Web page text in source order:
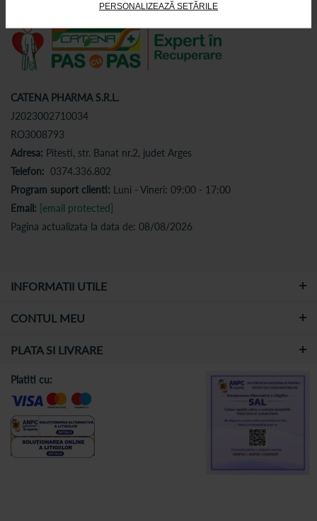
PERSONALIZEAZĂ SETĂRILE
CATENA PHARMA S.R.L.
J2023002710034
RO3008793
Adresa: Pitesti, str. Banat nr.2, judet Arges
Telefon: 0374.336.802
Program suport clienti: Luni - Vineri: 09:00 - 17:00
Email: [email protected]
Pagina actualizata la data de: 08/08/2026
INFORMATII UTILE
CONTUL MEU
PLATA SI LIVRARE
Platiti cu: